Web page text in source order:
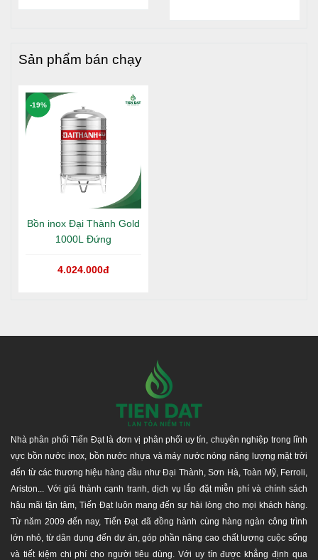
HƯỚNG DẪN BẢO TRÌ
sạch các ống dẫn nước để đảm bảo không bị tắc
Vệ sinh bồn: Định kỳ vệ sinh bồn để loại bỏ cặn bẩn
DỊCH VỤ VÀ HẬU MÃI
Nhà phân phối Tiến Đạt với hệ thống phân phối hàng đầu,
uy tín - chuyên nghiệp tại TP.Hồ Chí Minh, Bình Dương,
Đồng Nai, Long An, Tây Ninh,... và các tỉnh lân cận. Chúng
tôi luôn mang lại nhiều giá trị nhất, lợi ích cho quý khách
hàng khi mua và sử dụng sản phẩm của công ty chúng tôi,
như giao hàng nhanh chóng, hàng đúng chất lượng, an
toàn tuyệt đối, giá khuyến mãi và ưu đãi công trình công
nghiệp.
Sản phẩm bán chạy
Bồn inox Đại Thành Gold
1000L Đứng
4.024.000đ
-19%
Nhà phân phối Tiến Đạt là đơn vị phân phối uy tín, chuyên nghiệp trong lĩnh
vực bồn nước inox, bồn nước nhựa và máy nước nóng năng lượng mặt trời
đến từ các thương hiệu hàng đầu như Đại Thành, Sơn Hà, Toàn Mỹ, Ferroli,
Ariston... Với giá thành cạnh tranh, dịch vụ lắp đặt miễn phí và chính sách
hậu mãi tận tâm, Tiến Đạt luôn mang đến sự hài lòng cho mọi khách hàng.
Từ năm 2009 đến nay, Tiến Đạt đã đồng hành cùng hàng ngàn công trình
lớn nhỏ, từ dân dụng đến dự án, góp phần nâng cao chất lượng cuộc sống
và tiết kiệm chi phí cho người tiêu dùng. Với uy tín được khẳng định qua